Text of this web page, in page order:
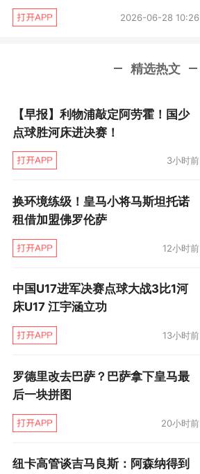
2026-06-28 10:26
精选热文
【早报】利物浦敲定阿劳霍！国少
点球胜河床进决赛！
3小时前
换环境练级！皇马小将马斯坦托诺
租借加盟佛罗伦萨
12小时前
中国U17进军决赛点球大战3比1河
床U17 江宇涵立功
13小时前
罗德里改去巴萨？巴萨拿下皇马最
后一块拼图
20小时前
纽卡高管谈吉马良斯：阿森纳得到